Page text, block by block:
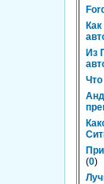
Из
(0)